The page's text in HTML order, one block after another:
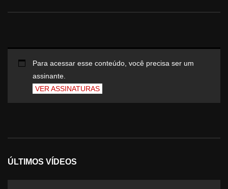
Para acessar esse conteúdo, você precisa ser um
assinante.
VER ASSINATURAS
ÚLTIMOS VÍDEOS